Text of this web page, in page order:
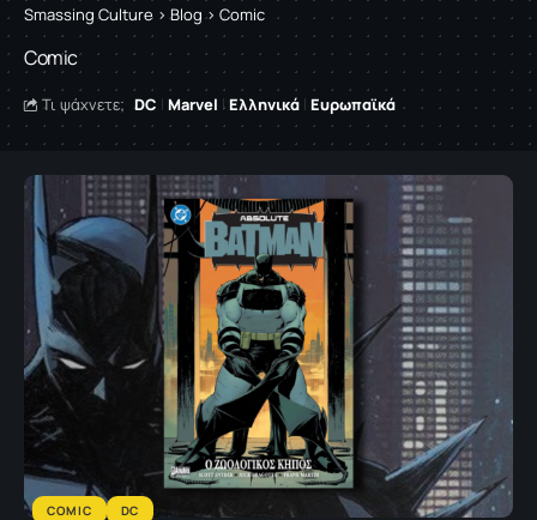
Smassing Culture >Blog> Comic
Comic
Τι ψάχνετε; DC Marvel Ελληνικά Ευρωπαϊκά
COMIC DC